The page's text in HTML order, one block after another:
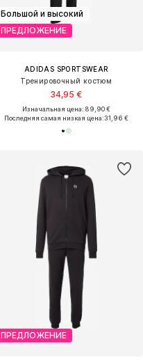
Большой и высокий
ПРЕДЛОЖЕНИЕ
ADIDAS SPORTSWEAR
Тренировочный костюм
34,95 €
Изначальная цена: 89,90 €
Последняя самая низкая цена:31,96 €
ПРЕДЛОЖЕНИЕ